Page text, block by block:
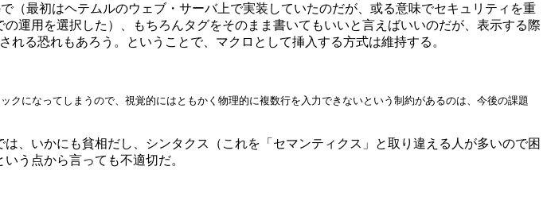
最初はヘテムルのウェブ・サーバ上で実装していたのだが、或る意味でセキュリティを重
運用を選択した）、もちろんタグをそのまま書いてもいいと言えばいいのだが、表示する際
れる恐れもあろう。ということで、マクロとして挿入する方式は維持する。
になってしまうので、視覚的にはともかく物理的に複数行を入力できないという制約があるのは、今後の課題
、いかにも貧相だし、シンタクス（これを「セマンティクス」と取り違える人が多いので困
う点から言っても不適切だ。